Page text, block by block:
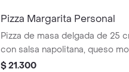
Pizza Margarita Personal
Pizza de masa delgada de 25
con salsa napolitana, queso
tomate cherry, pesto y burrata.
$ 21.300